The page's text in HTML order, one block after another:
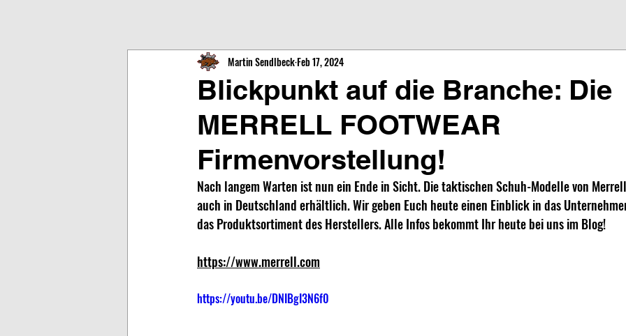
Blickpunkt auf die Branche: Die
MERRELL FOOTWEAR
Firmenvorstellung!
Martin SendlbeckFeb 17, 2024
Nach langem Warten ist nun ein Ende in Sicht. Die taktischen Schuh-Modelle von
auch in Deutschland erhältlich. Wir geben Euch heute einen Einblick in das
das Produktsortiment des Herstellers. Alle Infos bekommt Ihr heute bei uns im Blog!
https://www.merrell.com
https://youtu.be/DNIBgI3N6f0